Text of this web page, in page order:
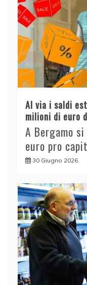
Al via i saldi
milioni di euro
A Bergamo
euro pro
30 Giugno 2026